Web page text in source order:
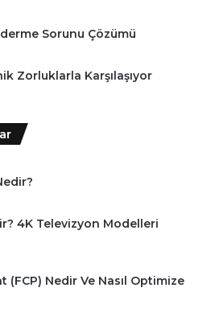
Sorunu Çözümü
Zorluklarla Karşılaşıyor
4K Televizyon Modelleri
Nedir Ve Nasıl Optimize